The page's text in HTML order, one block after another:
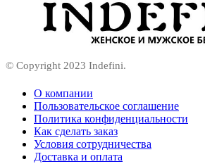
© Copyright 2023 Indefini.
О компании
Пользовательское соглашение
Политика конфиденциальности
Как сделать заказ
Условия сотрудничества
Доставка и оплата